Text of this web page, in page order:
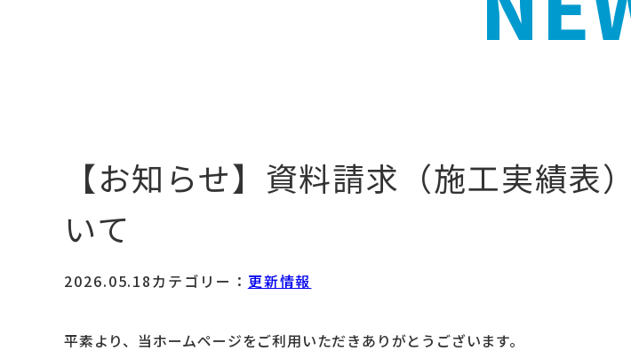
【お知らせ】資料請求（施工実績表
いて
2026.05.18カテゴリー： 更新情報
平素より、当ホームページをご利用いただきありがとうございます。